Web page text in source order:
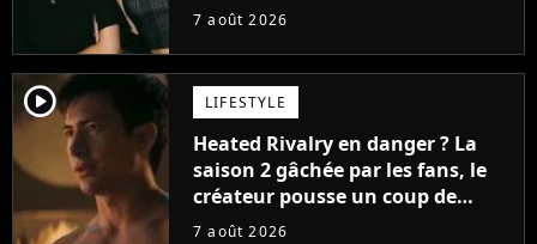
7 août 2026
player2 LIFESTYLE
Heated Rivalry en danger ? La
saison 2 gâchée par les fans, le
créateur pousse un coup de
gueule
7 août 2026